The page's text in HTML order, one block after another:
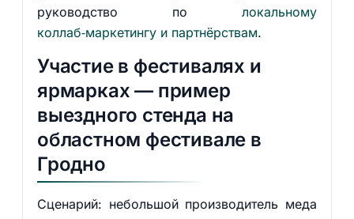
руководство полокальному
коллаб‑маркетингу и партнёрствам.
Участие в фестивалях и
ярмарках — пример
выездного стенда на
областном фестивале в
Гродно
Сценарий: небольшой производитель меда